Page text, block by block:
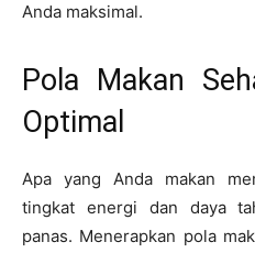
Anda maksimal.
Pola Makan
Optimal
Apa yang Anda makan
tingkat energi dan daya
panas. Menerapkan pola